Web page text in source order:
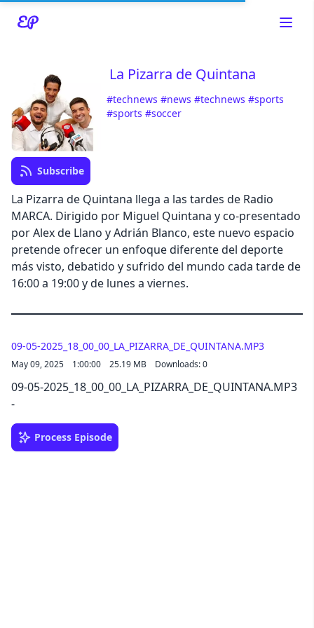
Read about our content policies
La Pizarra de Quintana
#technews #news #technews #sports
#sports #soccer
Subscribe
La Pizarra de Quintana llega a las tardes de Radio
MARCA. Dirigido por Miguel Quintana y co-presentado
por Alex de Llano y Adrián Blanco, este nuevo espacio
pretende ofrecer un enfoque diferente del deporte
más visto, debatido y sufrido del mundo cada tarde de
16:00 a 19:00 y de lunes a viernes.
Cancel
09-05-2025_18_00_00_LA_PIZARRA_DE_QUINTANA.MP3
May 09, 2025 1:00:00 25.19 MB Downloads: 0
09-05-2025_18_00_00_LA_PIZARRA_DE_QUINTANA.MP3
-
Process Episode